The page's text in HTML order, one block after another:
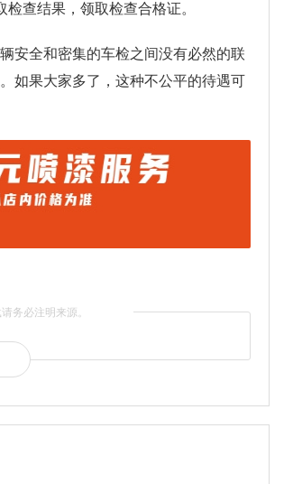
查结果，领取检查合格证。
安全和密集的车检之间没有必然的联
如果大家多了，这种不公平的待遇可
务必注明来源。